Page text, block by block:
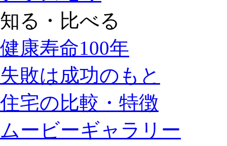
知る・比べる
健康寿命100年
失敗は成功のもと
住宅の比較・特徴
ムービーギャラリー